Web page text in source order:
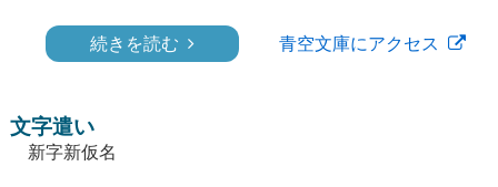
続きを読む 青空文庫にアクセス
文字遣い
新字新仮名